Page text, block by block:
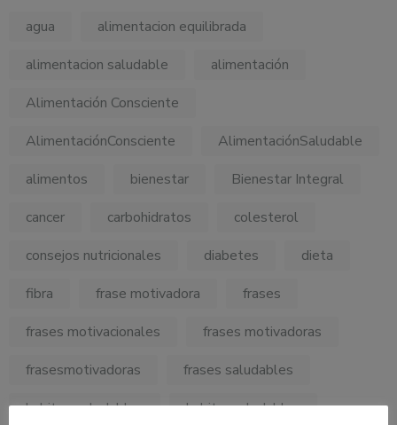
agua
alimentacion equilibrada
alimentacion saludable
alimentación
Alimentación Consciente
AlimentaciónConsciente
AlimentaciónSaludable
alimentos
bienestar
Bienestar Integral
cancer
carbohidratos
colesterol
consejos nutricionales
diabetes
dieta
fibra
frase motivadora
frases
frases motivacionales
frases motivadoras
frasesmotivadoras
frases saludables
habitos saludables
habitossaludables